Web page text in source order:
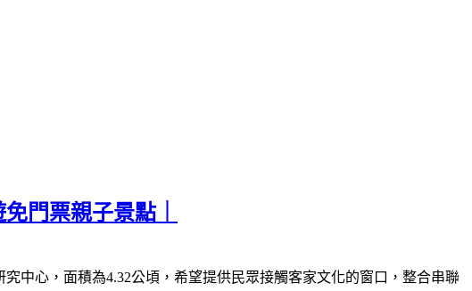
門票親子景點｜
中心， 面積為4.32公頃，希望提供民眾接觸客家文化的窗口，整合串聯